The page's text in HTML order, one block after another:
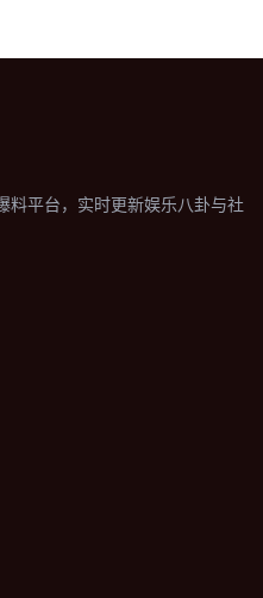
平台，实时更新娱乐八卦与社